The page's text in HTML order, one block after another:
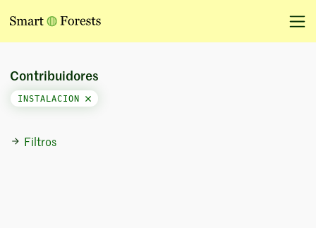
Filtros
Contribuidores
INSTALACION